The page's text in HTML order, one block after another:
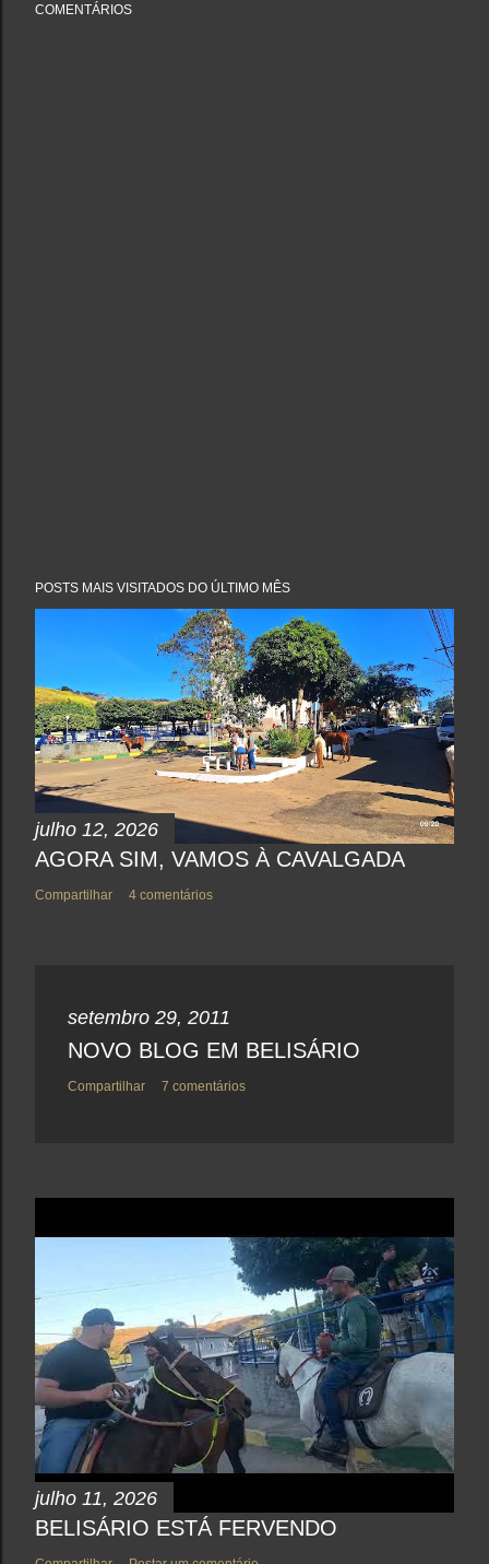
COMENTÁRIOS
POSTS MAIS VISITADOS DO ÚLTIMO MÊS
julho 12, 2026
AGORA SIM, VAMOS À CAVALGADA
Compartilhar 4 comentários
setembro 29, 2011
NOVO BLOG EM BELISÁRIO
Compartilhar 7 comentários
julho 11, 2026
BELISÁRIO ESTÁ FERVENDO